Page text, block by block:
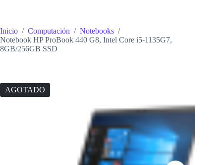
Inicio / Computación / Notebooks /
Notebook HP ProBook 440 G8, Intel Core i5-1135G7,
8GB/256GB SSD
AGOTADO